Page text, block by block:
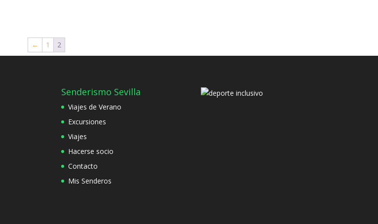
← 1 2
Senderismo Sevilla
Viajes de Verano
Excursiones
Viajes
Hacerse socio
Contacto
Mis Senderos